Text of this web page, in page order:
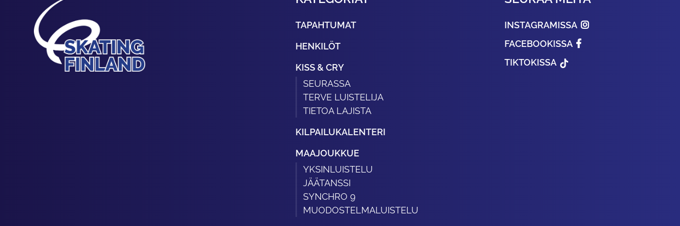
TAPAHTUMAT
HENKILÖT
KISS & CRY
SEURASSA
TERVE LUISTELIJA
TIETOA LAJISTA
KILPAILUKALENTERI
MAAJOUKKUE
YKSINLUISTELU
JÄÄTANSSI
SYNCHRO 9
MUODOSTELMALUISTELU
INSTAGRAMISSA
FACEBOOKISSA
TIKTOKISSA